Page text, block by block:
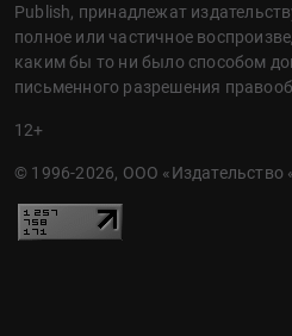
Publish, принадлежат
полное или частичное
каким бы то ни было способом
письменного разрешения
12+
© 1996-2026, ООО «Издательство